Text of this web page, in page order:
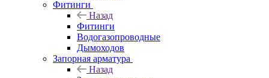
Фитинги
Назад
Фитинги
Водогазопроводные
Дымоходов
Запорная арматура
Назад